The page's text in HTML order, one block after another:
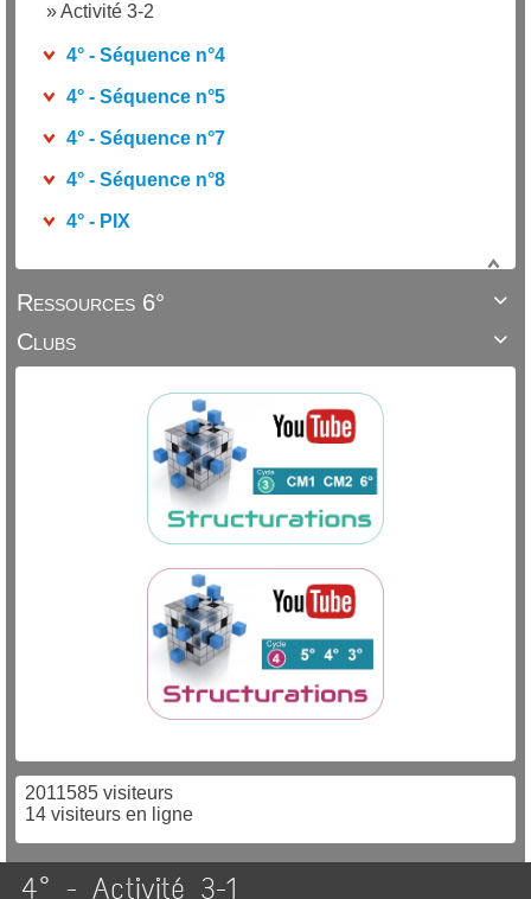
»Activité 3-2
4° - Séquence n°4
4° - Séquence n°5
4° - Séquence n°7
4° - Séquence n°8
4° - PIX

Ressources 6°

Clubs
2011585 visiteurs
14 visiteurs en ligne
4° - Activité 3-1